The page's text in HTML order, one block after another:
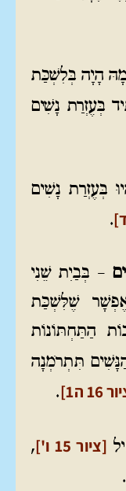
הָיָה בְּלִשְׁכַּת
בְּעֶזְרַת נָשִׁים
בְּעֶזְרַת נָשִׁים
.
– בְּבַיִת שֵׁנִי
שֶׁלִּשְׁכַּת
הַתַּחְתּוֹנוֹת
תִּתְרֹמְנָה
16 ה1] .
[ציור 15 ו']
,
.